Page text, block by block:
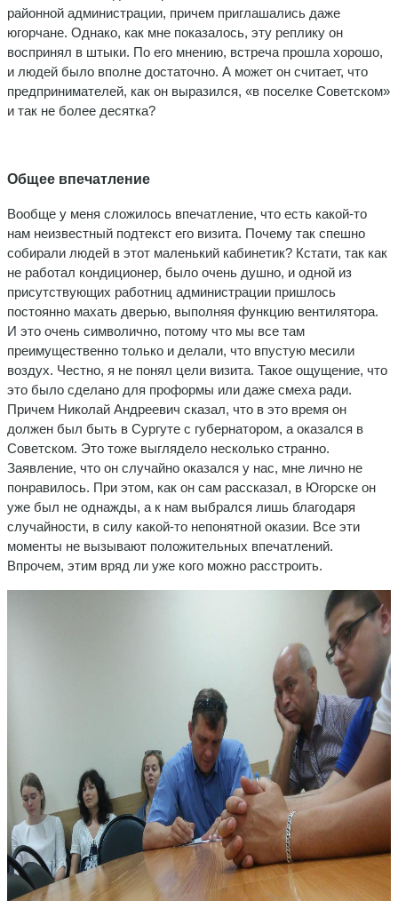
районной администрации, причем приглашались даже
югорчане. Однако, как мне показалось, эту реплику он
воспринял в штыки. По его мнению, встреча прошла хорошо,
и людей было вполне достаточно. А может он считает, что
предпринимателей, как он выразился, «в поселке Советском»
и так не более десятка?
Общее впечатление
Вообще у меня сложилось впечатление, что есть какой-то
нам неизвестный подтекст его визита. Почему так спешно
собирали людей в этот маленький кабинетик? Кстати, так как
не работал кондиционер, было очень душно, и одной из
присутствующих работниц администрации пришлось
постоянно махать дверью, выполняя функцию вентилятора.
И это очень символично, потому что мы все там
преимущественно только и делали, что впустую месили
воздух. Честно, я не понял цели визита. Такое ощущение, что
это было сделано для проформы или даже смеха ради.
Причем Николай Андреевич сказал, что в это время он
должен был быть в Сургуте с губернатором, а оказался в
Советском. Это тоже выглядело несколько странно.
Заявление, что он случайно оказался у нас, мне лично не
понравилось. При этом, как он сам рассказал, в Югорске он
уже был не однажды, а к нам выбрался лишь благодаря
случайности, в силу какой-то непонятной оказии. Все эти
моменты не вызывают положительных впечатлений.
Впрочем, этим вряд ли уже кого можно расстроить.